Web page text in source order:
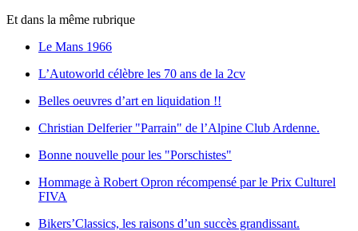
Et dans la même rubrique
Le Mans 1966
L’Autoworld célèbre les 70 ans de la 2cv
Belles oeuvres d’art en liquidation !!
Christian Delferier "Parrain" de l’Alpine Club Ardenne.
Bonne nouvelle pour les "Porschistes"
Hommage à Robert Opron récompensé par le Prix Culturel
FIVA
Bikers’Classics, les raisons d’un succès grandissant.